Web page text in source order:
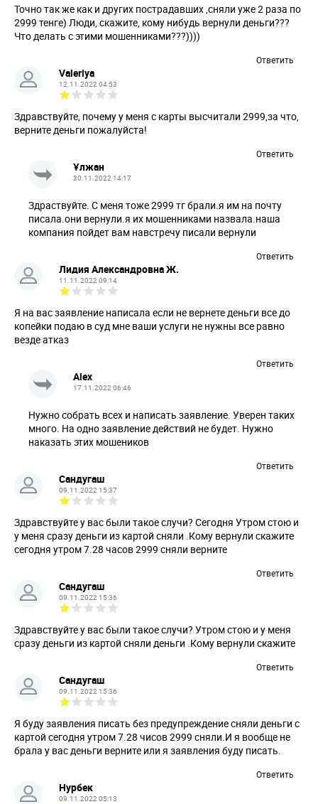
Точно так же как и других пострадавших ,сняли уже 2 раза по
2999 тенге) Люди, скажите, кому нибудь вернули деньги???
Что делать с этими мошенниками???))))
Ответить
Valeriya
12.11.2022 04:53
Здравствуйте, почему у меня с карты высчитали 2999,за что,
верните деньги пожалуйста!
Ответить
Ұлжан
30.11.2022 14:17
Здраствуйте. С меня тоже 2999 тг брали.я им на почту
писала.они вернули.я их мошенниками назвала.наша
компания пойдет вам навстречу писали вернули
Ответить
Лидия Александровна Ж.
11.11.2022 09:14
Я на вас заявление написала если не вернете деньги все до
копейки подаю в суд мне ваши услуги не нужны все равно
везде атказ
Ответить
Alex
17.11.2022 06:46
Нужно собрать всех и написать заявление. Уверен таких
много. На одно заявление действий не будет. Нужно
наказать этих мошеников
Ответить
Сандугаш
09.11.2022 15:37
Здравствуйте у вас были такое случи? Сегодня Утром стою и
у меня сразу деньги из картой сняли .Кому вернули скажите
сегодня утром 7.28 часов 2999 сняли верните
Ответить
Сандугаш
09.11.2022 15:36
Здравствуйте у вас были такое случи? Утром стою и у меня
сразу деньги из картой сняли деньги .Кому вернули скажите
Ответить
Сандугаш
09.11.2022 15:36
Я буду заявления писать без предупреждение сняли деньги с
картой сегодня утром 7.28 чисов 2999 сняли.И я вообще не
брала у вас деньги верните или я заявления буду писать.
Ответить
Нурбек
09.11.2022 05:13